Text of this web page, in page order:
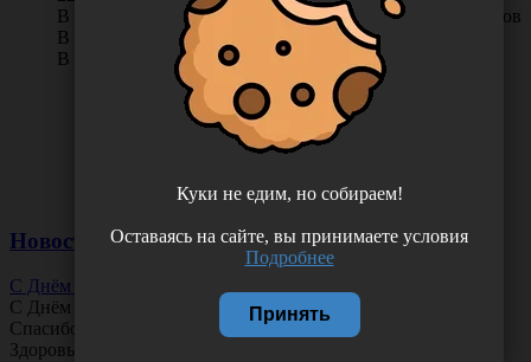
0 отзывов
В КОРЗИНУ
В наличии во Владивостоке 3 упак.
В наличии в Хабаровске 0 упак.
Новости
С Днём Офтальмолога!
С Днём
Спасибо за ясное зрение и заботу о пациентах.
Здоровья вам и новых профессиональных побед!
Куки не едим, но собираем!
Оставаясь на сайте, вы принимаете условия
Подробнее
Принять